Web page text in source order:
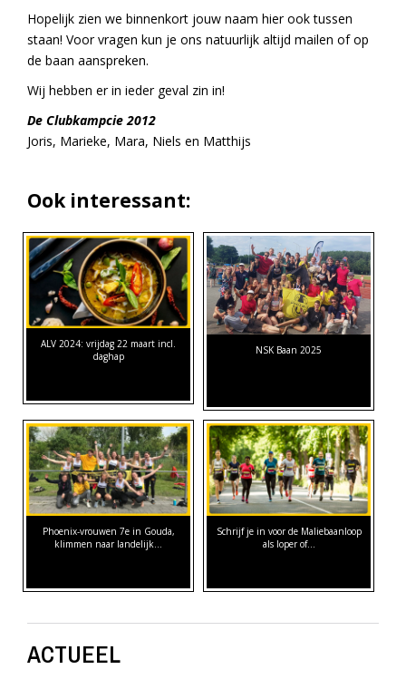
Hopelijk zien we binnenkort jouw naam hier ook tussen
staan! Voor vragen kun je ons natuurlijk altijd mailen of op
de baan aanspreken.
Wij hebben er in ieder geval zin in!
De Clubkampcie 2012
Joris, Marieke, Mara, Niels en Matthijs
Ook interessant:
ALV 2024: vrijdag 22 maart incl.
daghap
NSK Baan 2025
Phoenix-vrouwen 7e in Gouda,
klimmen naar landelijk…
Schrijf je in voor de Maliebaanloop
als loper of…
ACTUEEL